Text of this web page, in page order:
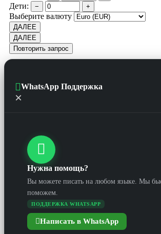
Дети: − +
Выберите валюту
ДАЛЕЕ
ДАЛЕЕ
Повторить запрос
WhatsApp Поддержка
×
Нужна помощь?
Вы можете писать на любом языке. Мы
поможем.
ПОДДЕРЖКА WHATSAPP
Написать в WhatsApp